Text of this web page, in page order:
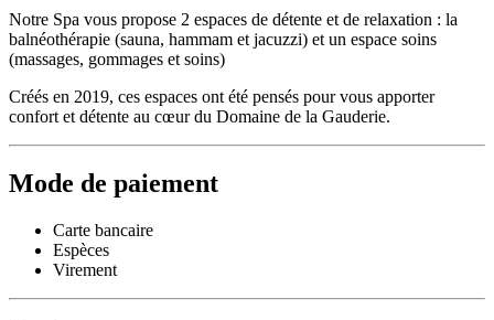
Notre Spa vous propose 2 espaces de détente et de relaxation : la
balnéothérapie (sauna, hammam et jacuzzi) et un espace soins
(massages, gommages et soins)
Créés en 2019, ces espaces ont été pensés pour vous apporter
confort et détente au cœur du Domaine de la Gauderie.
Mode de paiement
Carte bancaire
Espèces
Virement